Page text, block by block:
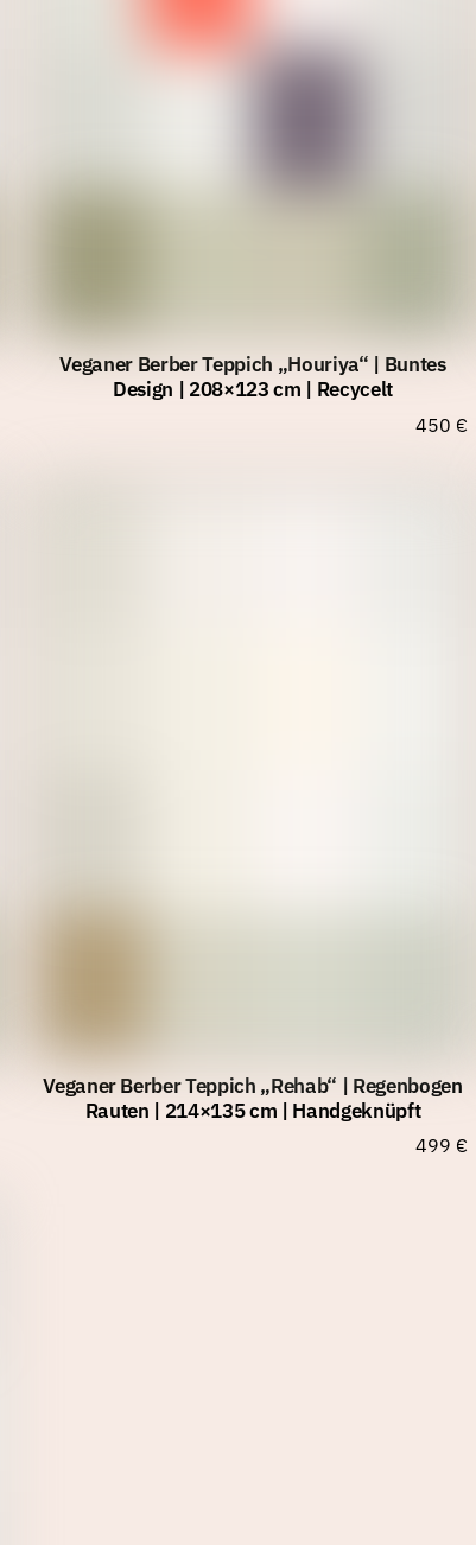
Veganer Berber Teppich „Houriya“ | Buntes
Design | 208×123 cm | Recycelt
450 €
Veganer Berber Teppich „Rehab“ | Regenbogen
Rauten | 214×135 cm | Handgeknüpft
499 €